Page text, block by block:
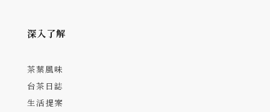
深入了解
茶葉風味
台茶日誌
生活提案